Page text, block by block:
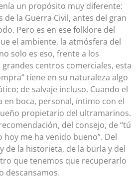
un propósito muy diferente:
de la Guerra Civil, antes del gran
Pero es en ese folklore del
el ambiente, la atmósfera del
solo es eso, frente a los
centros comerciales, esta
tiene en su naturaleza algo
de salvaje incluso. Cuando el
en boca, personal, íntimo con el
propietario del ultramarinos.
del consejo, de “tú
hoy me ha venido bueno”. Del
de la historieta, de la burla y del
que tenemos que recuperarlo
descansamos.